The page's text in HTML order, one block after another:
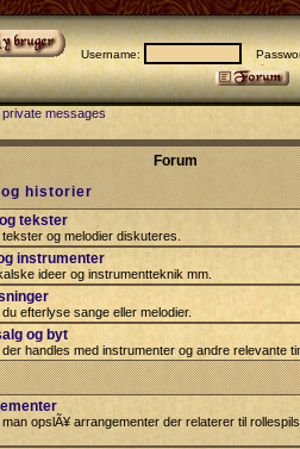
Username:
messages
Forum
historier
tekster
og melodier diskuteres.
instrumenter
ideer og instrumentteknik mm.
efterlyse sange eller melodier.
og byt
handles med instrumenter og andre relevante
opslÃ¥ arrangementer der relaterer til